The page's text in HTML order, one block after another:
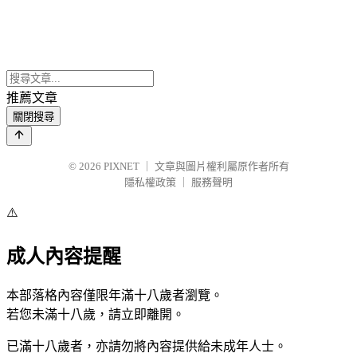
推薦文章
關閉搜尋
© 2026 PIXNET
文章與圖片權利屬原作者所有
隱私權政策
服務聲明
⚠️
成人內容提醒
本部落格內容僅限年滿十八歲者瀏覽。
若您未滿十八歲，請立即離開。
已滿十八歲者，亦請勿將內容提供給未成年人士。